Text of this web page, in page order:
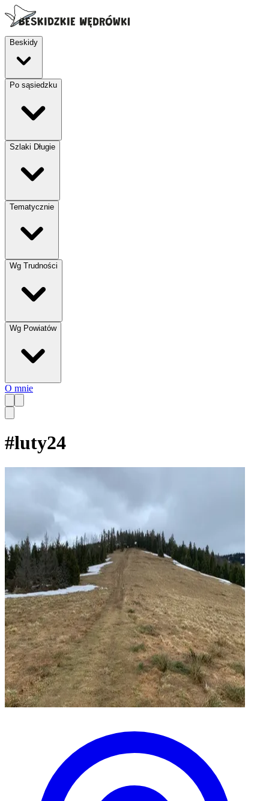
Beskidy
Po sąsiedzku
Szlaki Długie
Tematycznie
Wg Trudności
Wg Powiatów
O mnie
#luty24